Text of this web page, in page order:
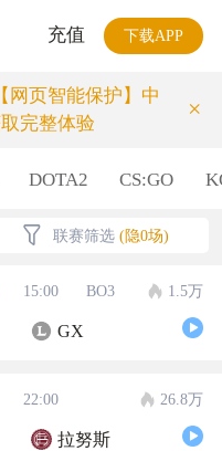
充值 下载APP
网页智能保护】中
完整体验
×
DOTA2 CS:GO
联赛筛选 (隐0场)
15:00 BO3 1.5万
GX
22:00 26.8万
拉努斯